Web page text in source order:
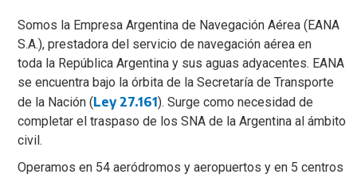
Somos la Empresa Argentina de Navegación Aérea (EANA
S.A.), prestadora del servicio de navegación aérea en
toda la República Argentina y sus aguas adyacentes. EANA
se encuentra bajo la órbita de la Secretaría de Transporte
de la Nación (Ley 27.161). Surge como necesidad de
completar el traspaso de los SNA de la Argentina al ámbito
civil.
Operamos en 54 aeródromos y aeropuertos y en 5 centros